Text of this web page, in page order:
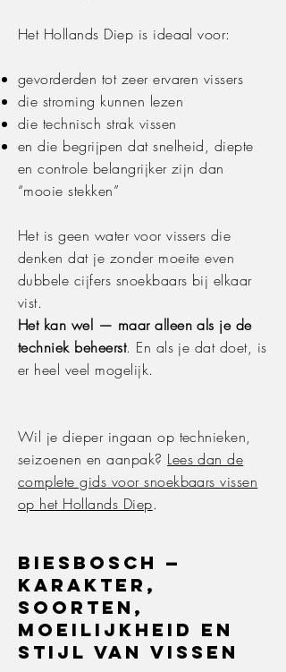
Het Hollands Diep is ideaal voor:
gevorderden tot zeer ervaren vissers
die stroming kunnen lezen
die technisch strak vissen
en die begrijpen dat snelheid, diepte
en controle belangrijker zijn dan
“mooie stekken”
Het is geen water voor vissers die
denken dat je zonder moeite even
dubbele cijfers snoekbaars bij elkaar
vist.
Het kan wel — maar alleen als je de
techniek beheerst. En als je dat doet, is
er heel veel mogelijk.
Wil je dieper ingaan op technieken,
seizoenen en aanpak? Lees dan de
complete gids voor snoekbaars vissen
op het Hollands Diep.
Biesbosch —
karakter,
soorten,
moeilijkheid en
stijl van vissen